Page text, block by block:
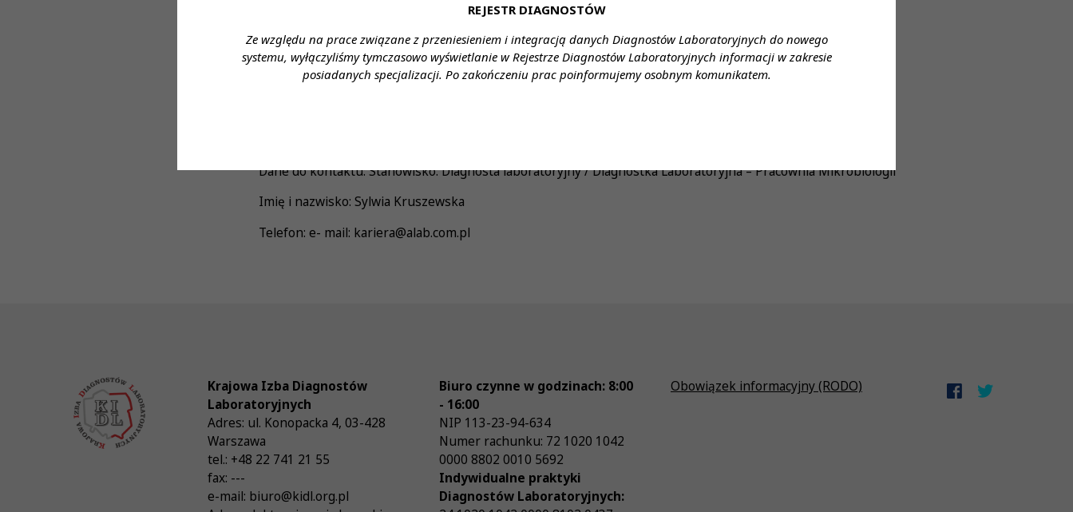
REJESTR DIAGNOSTÓW
Ze względu na prace związane z przeniesieniem i integracją danych Diagnostów Laboratoryjnych do nowego
systemu, wyłączyliśmy tymczasowo wyświetlanie w Rejestrze Diagnostów Laboratoryjnych informacji w zakresie
posiadanych specjalizacji. Po zakończeniu prac poinformujemy osobnym komunikatem.
Wymagane wykształcenie: wyższe
Proponowane wynagrodzenie: zgodnie z ustawą
Dane do kontaktu: Stanowisko: Diagnosta laboratoryjny / Diagnostka Laboratoryjna – Pracownia Mikrobiologii
Imię i nazwisko: Sylwia Kruszewska
Telefon: e- mail: kariera@alab.com.pl
Krajowa Izba Diagnostów
Laboratoryjnych
Adres: ul. Konopacka 4,03-428
Warszawa
tel.: +48 22 741 21 55
fax: ---
e-mail: biuro@kidl.org.pl
Biuro czynne w godzinach: 8:00
- 16:00
NIP 113-23-94-634
Numer rachunku: 72 1020 1042
0000 8802 0010 5692
Indywidualne praktyki
Diagnostów Laboratoryjnych:
Obowiązek informacyjny (RODO)